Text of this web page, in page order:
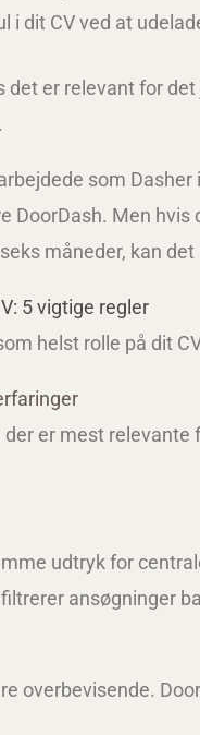
i dit CV ved at
er relevant for
som
DoorDash. Men
måneder, kan
5 vigtige regler
helst rolle på dit
er mest relevante
udtryk for
ansøgninger
overbevisende.